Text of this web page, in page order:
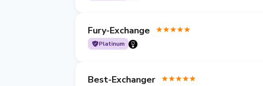
Fury-Exchange
Platinum
Best-Exchanger